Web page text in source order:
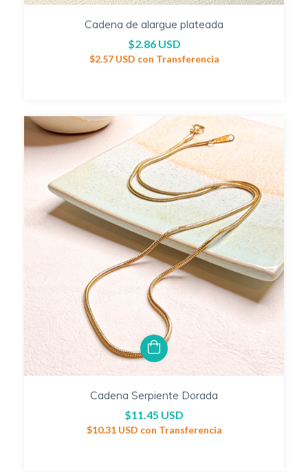
Cadena de alargue plateada
$2.86 USD
$2.57 USD con Transferencia
Cadena Serpiente Dorada
$11.45 USD
$10.31 USD con Transferencia